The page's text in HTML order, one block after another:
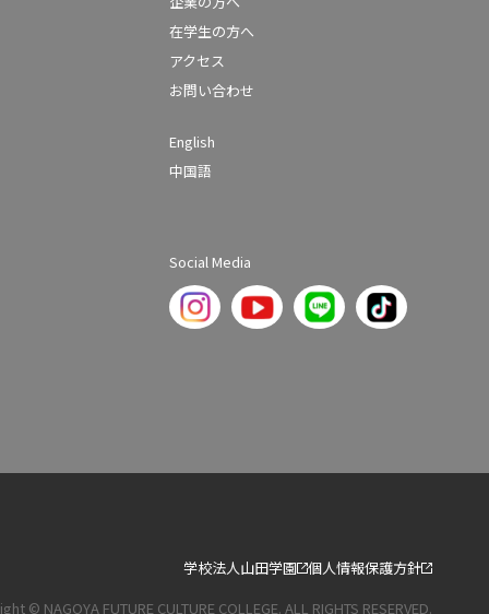
在学生の方へ
アクセス
お問い合わせ
English
中国語
Social Media
学校法人山田学園 個人情報保護方針
© NAGOYA FUTURE CULTURE COLLEGE. ALL RIGHTS RESERVED.